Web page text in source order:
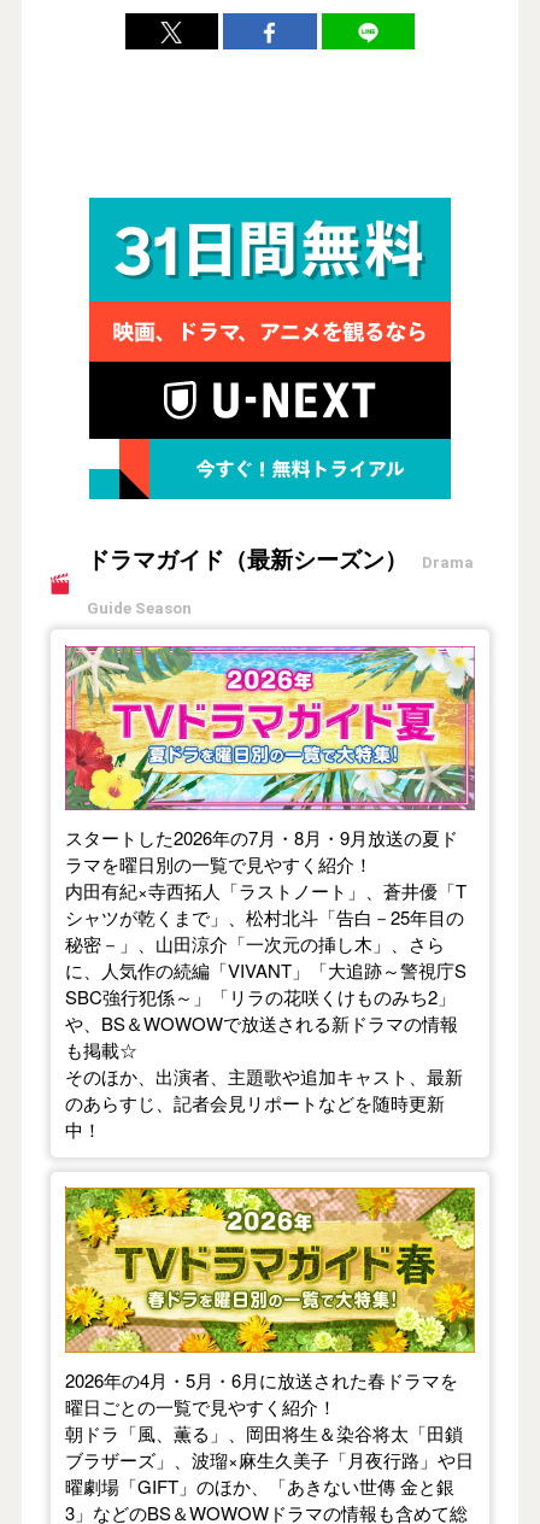
ドラマガイド（最新シーズン） Drama
Guide Season
【2026年夏】TVドラマガイド
スタートした2026年の7月・8月・9月放送の夏ド
ラマを曜日別の一覧で見やすく紹介！
内田有紀×寺西拓人「ラストノート」、蒼井優「T
シャツが乾くまで」、松村北斗「告白－25年目の
秘密－」、山田涼介「一次元の挿し木」、さら
に、人気作の続編「VIVANT」「大追跡～警視庁S
SBC強行犯係～」「リラの花咲くけものみち2」
や、BS＆WOWOWで放送される新ドラマの情報
も掲載☆
そのほか、出演者、主題歌や追加キャスト、最新
のあらすじ、記者会見リポートなどを随時更新
中！
【2026年春】TVドラマガイド
2026年の4月・5月・6月に放送された春ドラマを
曜日ごとの一覧で見やすく紹介！
朝ドラ「風、薫る」、岡田将生＆染谷将太「田鎖
ブラザーズ」、波瑠×麻生久美子「月夜行路」や日
曜劇場「GIFT」のほか、「あきない世傳 金と銀
3」などのBS＆WOWOWドラマの情報も含めて総